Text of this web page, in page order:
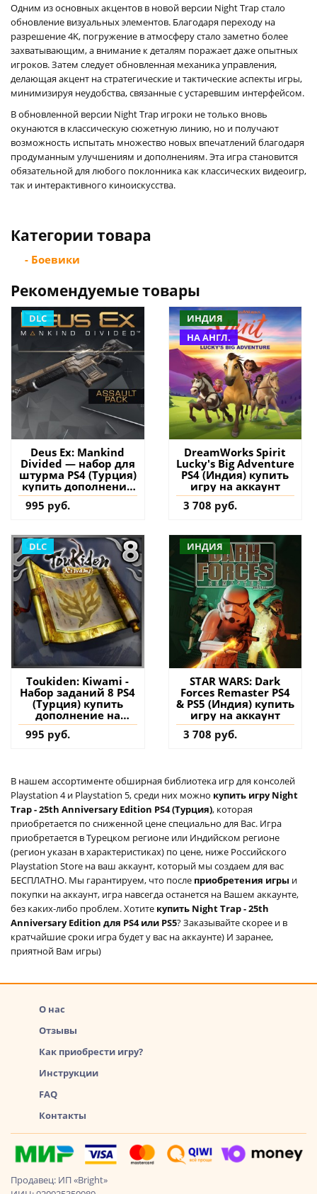
Одним из основных акцентов в новой версии Night Trap стало
обновление визуальных элементов. Благодаря переходу на
разрешение 4K, погружение в атмосферу стало заметно более
захватывающим, а внимание к деталям поражает даже опытных
игроков. Затем следует обновленная механика управления,
делающая акцент на стратегические и тактические аспекты игры,
минимизируя неудобства, связанные с устаревшим интерфейсом.
В обновленной версии Night Trap игроки не только вновь
окунаются в классическую сюжетную линию, но и получают
возможность испытать множество новых впечатлений благодаря
продуманным улучшениям и дополнениям. Эта игра становится
обязательной для любого поклонника как классических видеоигр,
так и интерактивного киноискусства.
Категории товара
- Боевики
Рекомендуемые товары
DLC
Deus Ex: Mankind
Divided — набор для
штурма PS4 (Турция)
купить дополнение
на аккаунт
995 руб.
ИНДИЯ
НА АНГЛ.
DreamWorks Spirit
Lucky's Big Adventure
PS4 (Индия) купить
игру на аккаунт
3 708 руб.
DLC
Toukiden: Kiwami -
Набор заданий 8 PS4
(Турция) купить
дополнение на
аккаунт
995 руб.
ИНДИЯ
STAR WARS: Dark
Forces Remaster PS4
& PS5 (Индия) купить
игру на аккаунт
3 708 руб.
В нашем ассортименте обширная библиотека игр для консолей
Playstation 4 и Playstation 5, среди них можно купить игру Night
Trap - 25th Anniversary Edition PS4 (Турция), которая
приобретается по сниженной цене специально для Вас. Игра
приобретается в Турецком регионе или Индийском регионе
(регион указан в характеристиках) по цене, ниже Российского
Playstation Store на ваш аккаунт, который мы создаем для вас
БЕСПЛАТНО. Мы гарантируем, что после приобретения игры и
покупки на аккаунт, игра навсегда останется на Вашем аккаунте,
без каких-либо проблем. Хотите купить Night Trap - 25th
Anniversary Edition для PS4 или PS5? Заказывайте скорее и в
кратчайшие сроки игра будет у вас на аккаунте) И заранее,
приятной Вам игры)
О нас
Отзывы
Как приобрести игру?
Инструкции
FAQ
Контакты
Продавец: ИП «Bright»